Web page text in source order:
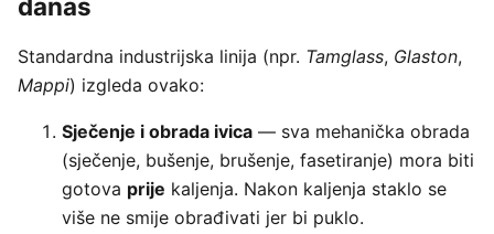
Standardna industrijska linija (npr. Tamglass, Glaston,
Mappi) izgleda ovako:
Sječenje i obrada ivica — sva mehanička obrada
(sječenje, bušenje, brušenje, fasetiranje) mora biti
gotova prije kaljenja. Nakon kaljenja staklo se
više ne smije obrađivati jer bi puklo.